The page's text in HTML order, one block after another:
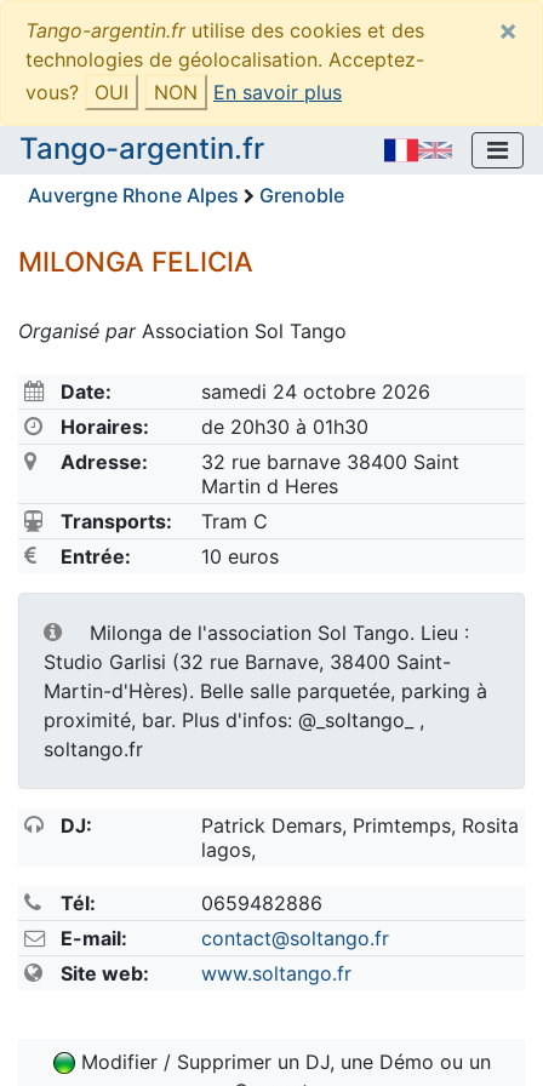
Tango-argentin.frutilise des cookies et des
technologies de géolocalisation. Acceptez-
vous?
OUI NON En savoir plus
×
Tango-argentin.fr
Auvergne Rhone Alpes Grenoble
MILONGA FELICIA
Organisé parAssociation Sol Tango
Date:
samedi 24 octobre 2026
Horaires:
de 20h30 à 01h30
Adresse:
32 rue barnave 38400 Saint
Martin d Heres
Transports:
Tram C
Entrée:
10 euros
Milonga de l'association Sol Tango. Lieu :
Studio Garlisi (32 rue Barnave, 38400 Saint-
Martin-d'Hères). Belle salle parquetée, parking à
proximité, bar. Plus d'infos: @_soltango_ ,
soltango.fr
DJ:
Patrick Demars, Primtemps, Rosita
lagos,
Tél:
0659482886
E-mail:
contact@soltango.fr
Site web:
www.soltango.fr
Modifier / Supprimer un DJ, une Démo ou un